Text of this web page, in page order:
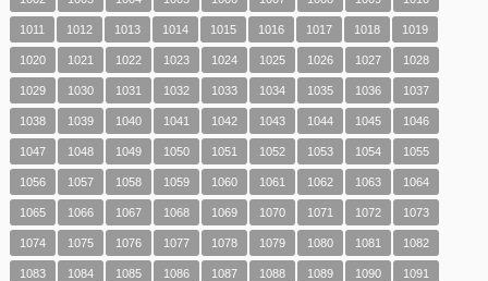
1011 1012 1013 1014 1015 1016 1017 1018 1019
1020 1021 1022 1023 1024 1025 1026 1027 1028
1029 1030 1031 1032 1033 1034 1035 1036 1037
1038 1039 1040 1041 1042 1043 1044 1045 1046
1047 1048 1049 1050 1051 1052 1053 1054 1055
1056 1057 1058 1059 1060 1061 1062 1063 1064
1065 1066 1067 1068 1069 1070 1071 1072 1073
1074 1075 1076 1077 1078 1079 1080 1081 1082
1083 1084 1085 1086 1087 1088 1089 1090 1091